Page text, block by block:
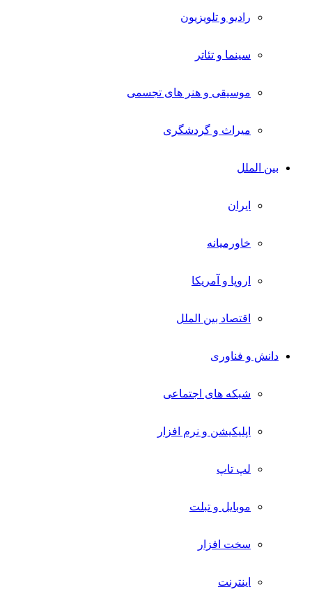
رادیو و تلویزیون
سینما و تئاتر
موسیقی و هنر های تجسمی
میراث و گردشگری
بین الملل
ایران
خاورمیانه
اروپا و آمریکا
اقتصاد بین الملل
دانش و فناوری
شبکه های اجتماعی
اپلیکیشن و نرم افزار
لپ تاپ
موبایل و تبلت
سخت افزار
اینترنت